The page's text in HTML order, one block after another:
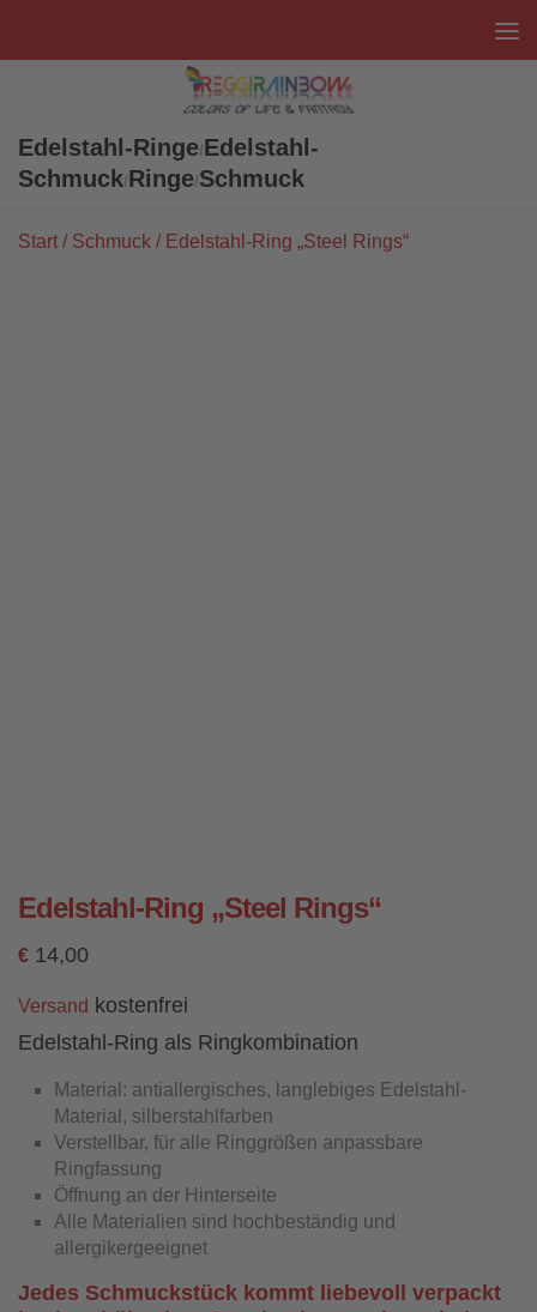
Edelstahl-Ringe/Edelstahl-
Schmuck/Ringe/Schmuck
Start / Schmuck / Edelstahl-Ring „Steel Rings“
Edelstahl-Ring „Steel Rings“
€ 14,00
Versand kostenfrei
Edelstahl-Ring als Ringkombination
Material: antiallergisches, langlebiges Edelstahl-
Material, silberstahlfarben
Verstellbar, für alle Ringgrößen anpassbare
Ringfassung
Öffnung an der Hinterseite
Alle Materialien sind hochbeständig und
allergikergeeignet
Jedes Schmuckstück kommt liebevoll verpackt